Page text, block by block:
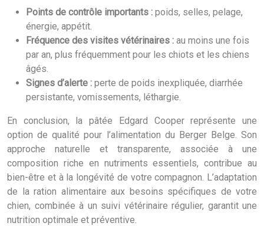
Points de contrôle importants : poids, selles, pelage,
énergie, appétit.
Fréquence des visites vétérinaires : au moins une fois
par an, plus fréquemment pour les chiots et les chiens
âgés.
Signes d’alerte : perte de poids inexpliquée, diarrhée
persistante, vomissements, léthargie.
En conclusion, la pâtée Edgard Cooper représente une
option de qualité pour l’alimentation du Berger Belge. Son
approche naturelle et transparente, associée à une
composition riche en nutriments essentiels, contribue au
bien-être et à la longévité de votre compagnon. L’adaptation
de la ration alimentaire aux besoins spécifiques de votre
chien, combinée à un suivi vétérinaire régulier, garantit une
nutrition optimale et préventive.